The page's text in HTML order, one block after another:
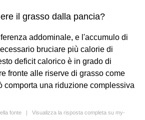
il grasso dalla pancia?
addominale, e l'accumulo di
bruciare più calorie di
deficit calorico è in grado di
fronte alle riserve di grasso come
comporta una riduzione complessiva
fonte | Visualizza la risposta completa su my-